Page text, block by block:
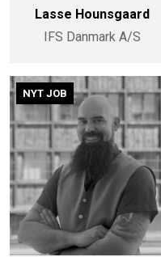
Lasse Hounsgaard
IFS Danmark A/S
NYT JOB